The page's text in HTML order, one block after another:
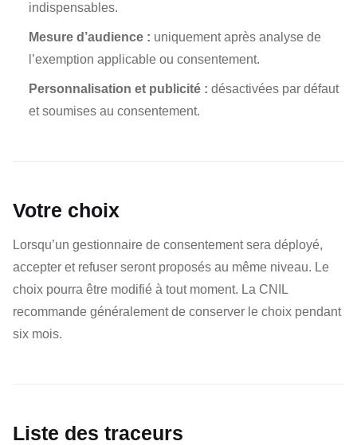
indispensables.
Mesure d’audience : uniquement après analyse de
l’exemption applicable ou consentement.
Personnalisation et publicité : désactivées par défaut
et soumises au consentement.
Votre choix
Lorsqu’un gestionnaire de consentement sera déployé,
accepter et refuser seront proposés au même niveau. Le
choix pourra être modifié à tout moment. La CNIL
recommande généralement de conserver le choix pendant
six mois.
Liste des traceurs